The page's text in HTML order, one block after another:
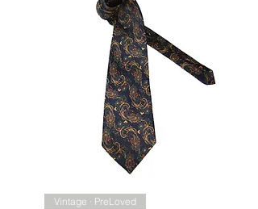
Vintage · PreLoved